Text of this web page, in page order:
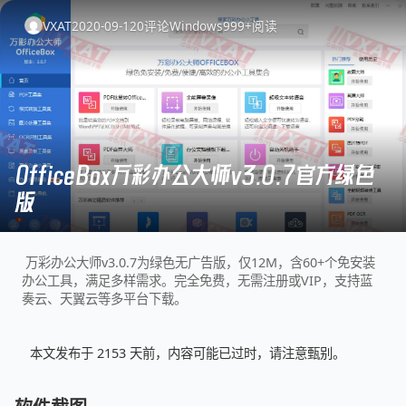
VXAT2020-09-120评论Windows999+阅读
OfficeBox万彩办公大师v3.0.7官方绿色
版
万彩办公大师v3.0.7为绿色无广告版，仅12M，含60+个免安装
办公工具，满足多样需求。完全免费，无需注册或VIP，支持蓝
奏云、天翼云等多平台下载。
本文发布于 2153 天前，内容可能已过时，请注意甄别。